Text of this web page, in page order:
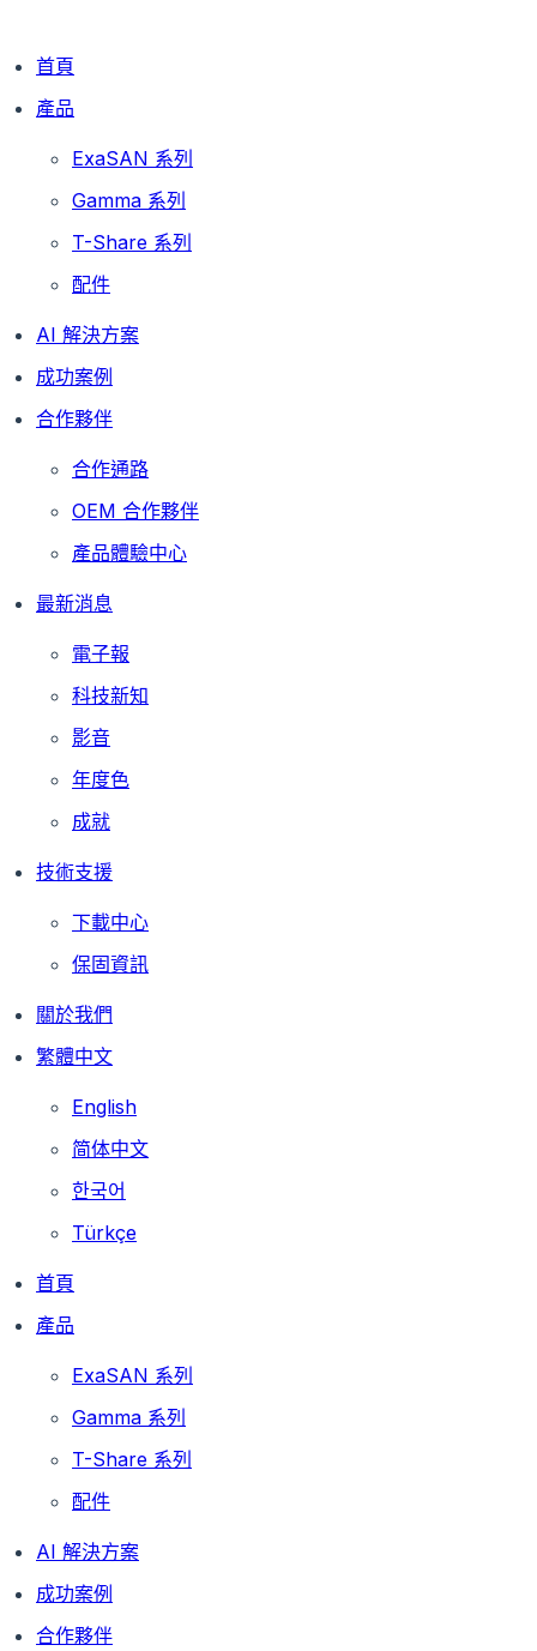
首頁
產品
ExaSAN 系列
Gamma 系列
T-Share 系列
配件
AI 解決方案
成功案例
合作夥伴
合作通路
OEM 合作夥伴
產品體驗中心
最新消息
電子報
科技新知
影音
年度色
成就
技術支援
下載中心
保固資訊
關於我們
繁體中文
English
简体中文
한국어
Türkçe
首頁
產品
ExaSAN 系列
Gamma 系列
T-Share 系列
配件
AI 解決方案
成功案例
合作夥伴